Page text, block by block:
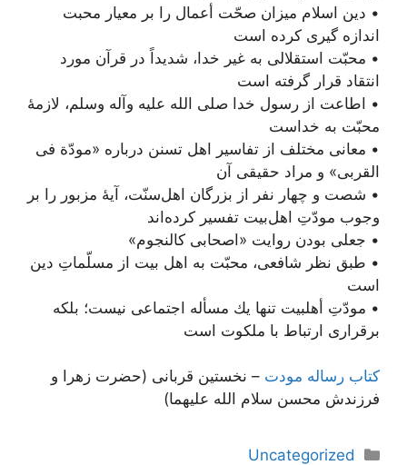
• دين اسلام ميزان صحّت أعمال را بر معيار محبت
اندازه گيرى كرده است
• محبّت استقلالى به غير خدا، شديداً در قرآن مورد
انتقاد قرار گرفته است
• اطاعت از رسول خدا صلى الله عليه وآله وسلم، لازمۀ
محبّت به خداست
• معانى مختلف از تفاسير اهل تسنن درباره «مودّة فى
القربى» و مراد حقیقی آن
• شصت و چهار نفر از بزرگان اهل‌سنّت، آيۀ مزبور را بر
وجوب مودّتِ اهل‏‌بيت تفسير كرده‌‏اند
• جعلی بودن روایت «اصحابی کالنجوم»
• طبق نظر شافعى، محبّت به اهل بيت از مسلّماتِ دين
است
• مودّتِ أهل‏بيت تنها يك مسأله اجتماعى نيست؛ بلكه
برقرارى ارتباط با ملكوت است
کتاب رساله مودت – نخستین قربانی (حضرت زهرا و
فرزندش محسن سلام الله علیهما)
دسته‌ها
Uncategorized